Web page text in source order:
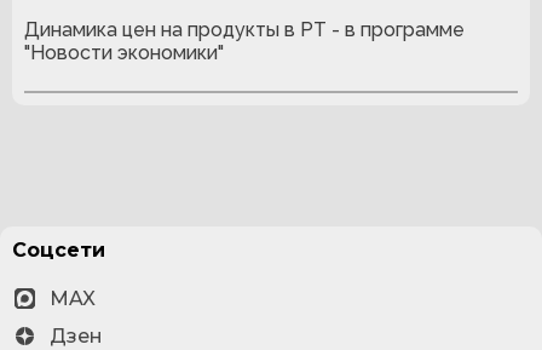
Динамика цен на продукты в РТ - в программе
"Новости экономики"
Соцсети
MAX
Дзен